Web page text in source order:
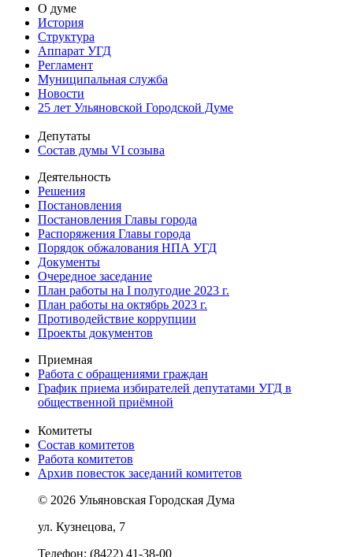
О думе
История
Структура
Аппарат УГД
Регламент
Муниципальная служба
Новости
25 лет Ульяновской Городской Думе
Депутаты
Состав думы VI созыва
Деятельность
Решения
Постановления
Постановления Главы города
Распоряжения Главы города
Порядок обжалования НПА УГД
Документы
Очередное заседание
План работы на I полугодие 2023 г.
План работы на октябрь 2023 г.
Противодействие коррупции
Проекты документов
Приемная
Работа с обращениями граждан
График приема избирателей депутатами УГД в
общественной приёмной
Комитеты
Состав комитетов
Работа комитетов
Архив повесток заседаний комитетов
© 2026 Ульяновская Городская Дума
ул. Кузнецова, 7
Телефон: (8422) 41-38-00